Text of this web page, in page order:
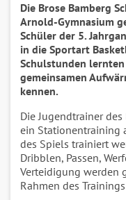
Die Brose Bamberg
Arnold-Gymnasium
Schüler der 5.
in die Sportart
Schulstunden
gemeinsamen
kennen.
Die Jugendtrainer
ein Stationentraining
des Spiels trainiert
Dribblen, Passen,
Verteidigung werden
Rahmen des